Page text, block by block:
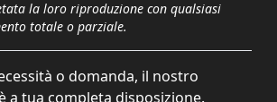
la loro riproduzione con qualsiasi
totale o parziale.
o domanda, il nostro
a tua completa disposizione.